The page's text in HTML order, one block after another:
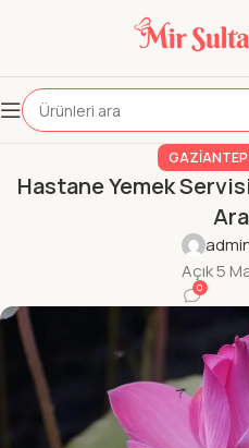
GAZIANTEP
Hastane Yemek
Açık 5
0